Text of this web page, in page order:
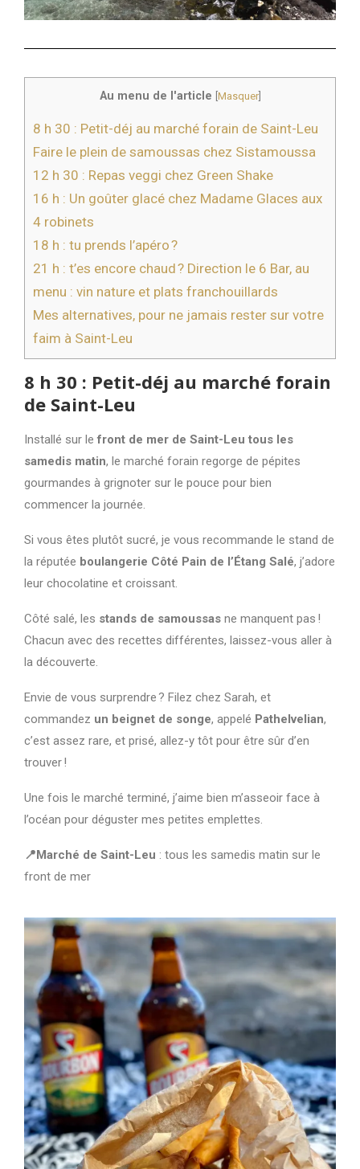
Au menu de l'article Masquer]
8 h 30 : Petit-déj au marché forain de Saint-Leu
Faire le plein de samoussas chez Sistamoussa
12 h 30 : Repas veggi chez Green Shake
16 h : Un goûter glacé chez Madame Glaces aux
4 robinets
18 h : tu prends l’apéro ?
21 h : t’es encore chaud ? Direction le 6 Bar, au
menu : vin nature et plats franchouillards
Mes alternatives, pour ne jamais rester sur votre
faim à Saint-Leu
8 h 30 : Petit-déj au marché forain
de Saint-Leu
Installé sur le front de mer de Saint-Leu tous les
samedis matin, le marché forain regorge de pépites
gourmandes à grignoter sur le pouce pour bien
commencer la journée.
Si vous êtes plutôt sucré, je vous recommande le stand de
la réputée boulangerie Côté Pain de l’Étang Salé, j’adore
leur chocolatine et croissant.
Côté salé, les stands de samoussas ne manquent pas !
Chacun avec des recettes différentes, laissez-vous aller à
la découverte.
Envie de vous surprendre ? Filez chez Sarah, et
commandez un beignet de songe, appelé Pathelvelian,
c’est assez rare, et prisé, allez-y tôt pour être sûr d’en
trouver !
Une fois le marché terminé, j’aime bien m’asseoir face à
l’océan pour déguster mes petites emplettes.
📍Marché de Saint-Leu : tous les samedis matin sur le
front de mer